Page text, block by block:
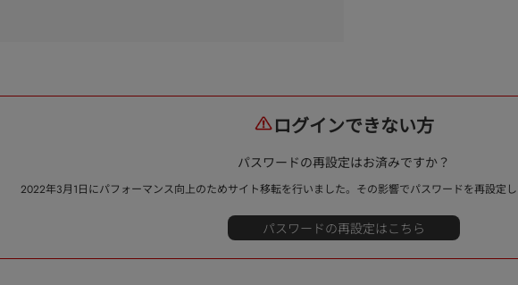
ログインできない方
パスワードの再設定はお済みですか？
2022年3月1日にパフォーマンス向上のためサイト移転を行いました。その影響でパスワードを再設定し